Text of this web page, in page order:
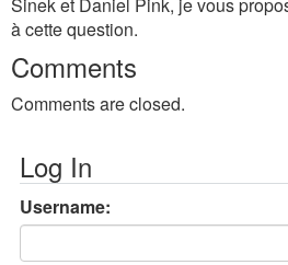
à cette question.
Comments
Comments are closed.
Log In
Username: